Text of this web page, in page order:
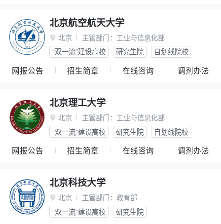
北京航空航天大学
 北京 主管部门： 工业与信息化部
“双一流”建设高校
研究生院 自划线院校
网报公告 招生简章 在线咨询 调剂办法
北京理工大学
 北京 主管部门： 工业与信息化部
“双一流”建设高校
研究生院 自划线院校
网报公告 招生简章 在线咨询 调剂办法
北京科技大学
 北京 主管部门： 教育部
“双一流”建设高校
研究生院